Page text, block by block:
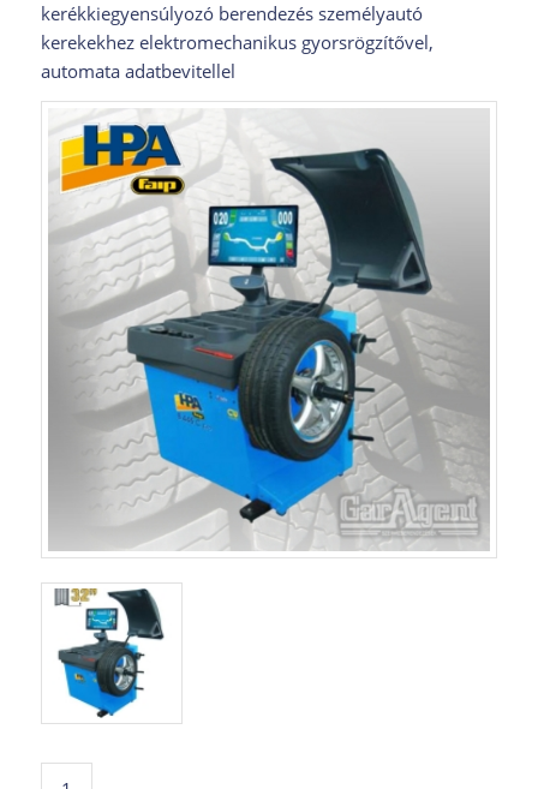
kerékkiegyensúlyozó berendezés személyautó
kerekekhez elektromechanikus gyorsrögzítővel,
automata adatbevitellel